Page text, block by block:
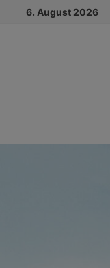
6. August 2026